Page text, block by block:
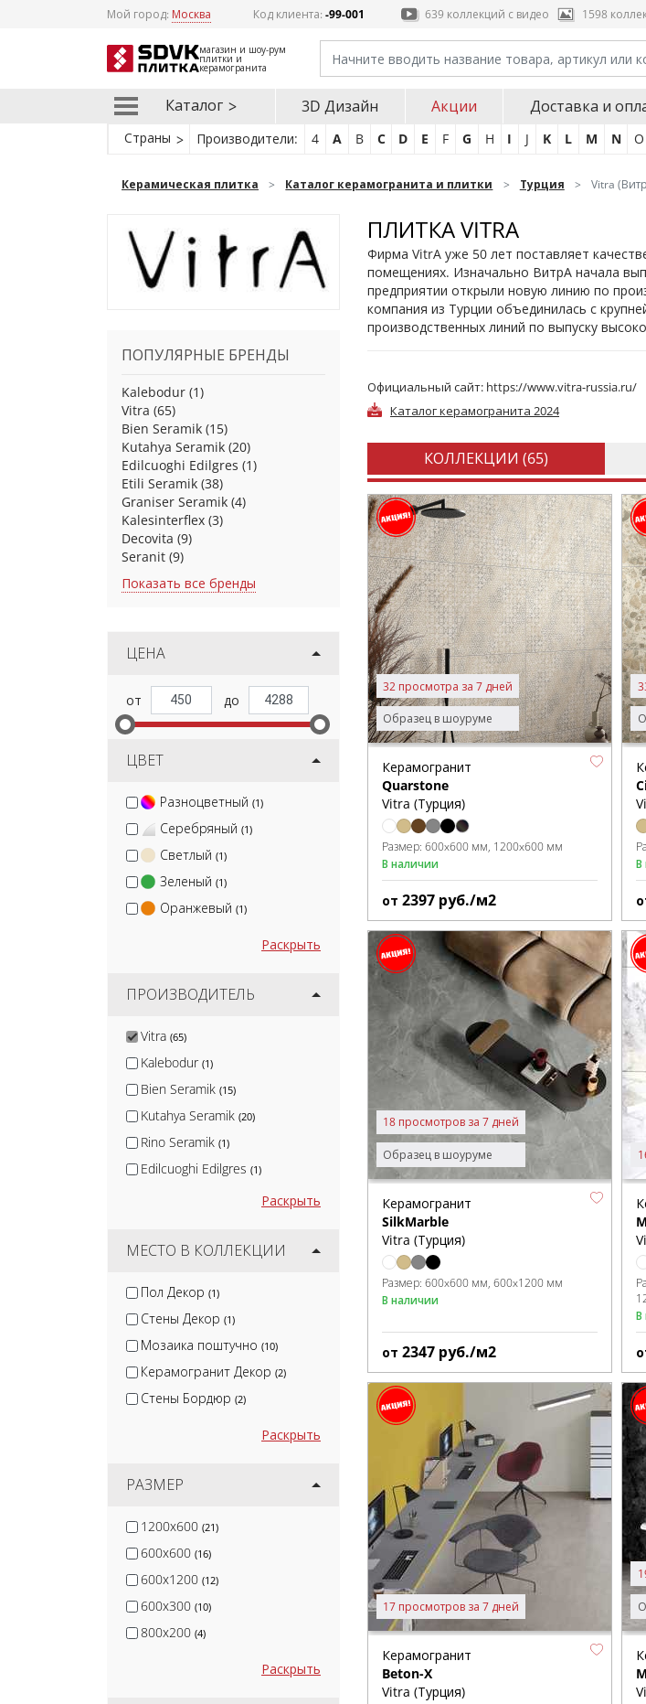
Мой город: Москва Код клиента:-99-001 639 коллекций с видео 1598
магазин и шоу-рум
плитки и
керамогранита
Каталог 3D Дизайн Акции Доставка и
Страны Производители: 4 A B C D E F G H I J K L M N O
Керамическая плитка Каталог керамогранита и плитки Турция Vitra
ПОПУЛЯРНЫЕ БРЕНДЫ
Kalebodur (1)
Vitra (65)
Bien Seramik (15)
Kutahya Seramik (20)
Edilcuoghi Edilgres (1)
Etili Seramik (38)
Graniser Seramik (4)
Kalesinterflex (3)
Decovita (9)
Seranit (9)
Показать все бренды
ЦЕНА
ЦВЕТ
Разноцветный (1)
Серебряный (1)
Светлый (1)
Зеленый (1)
Оранжевый (1)
Раскрыть
ПРОИЗВОДИТЕЛЬ
Vitra (65)
Kalebodur (1)
Bien Seramik (15)
Kutahya Seramik (20)
Rino Seramik (1)
Edilcuoghi Edilgres (1)
Kalesinterflex(3)
Etili Seramik (38)
Serapool
Раскрыть
МЕСТО В КОЛЛЕКЦИИ
Пол Декор (1)
Стены Декор (1)
Мозаика поштучно (10)
Керамогранит Декор (2)
Стены Бордюр (2)
Раскрыть
РАЗМЕР
1200x600 (21)
600x600 (16)
600x1200 (12)
600x300 (10)
800x200 (4)
Раскрыть
ПЛИТКА VITRA
Фирма VitrA уже 50 лет поставляет
помещениях. Изначально ВитрА начала
предприятии открыли новую линию по
компания из Турции объединилась с
производственных линий по выпуску
Официальный сайт: https://www.vitra-russia.ru/
Каталог керамогранита 2024
КОЛЛЕКЦИИ (65)
Образец в шоуруме
32 просмотра за 7 дней
Керамогранит
Quarstone
Vitra (Турция)
Размер: 600x600 мм 1200x600 мм
В наличии
от 2397 руб./м2
В
Образец в шоуруме
18 просмотров за 7 дней
Керамогранит
SilkMarble
Vitra (Турция)
Размер: 600x600 мм 600x1200 мм
В наличии
от 2347 руб./м2
В
17 просмотров за 7 дней
Керамогранит
Beton-X
Vitra (Турция)